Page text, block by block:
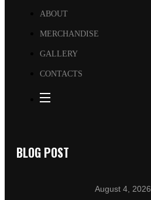
ABOUT
MERCHANDISE
GALLERY
CONTACTS
BLOG POST
August 4, 2026